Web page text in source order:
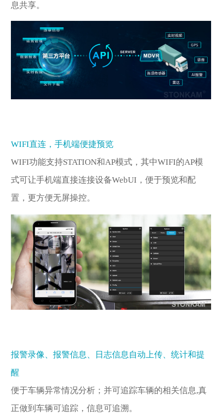
息共享。
WIFI直连，手机端便捷预览
WIFI功能支持STATION和AP模式，其中WIFI的AP模
式可让手机端直接连接设备WebUI，便于预览和配
置，更方便无屏操控。
报警录像、报警信息、日志信息自动上传、统计和提
醒
便于车辆异常情况分析；并可追踪车辆的相关信息,真
正做到车辆可追踪，信息可追溯。